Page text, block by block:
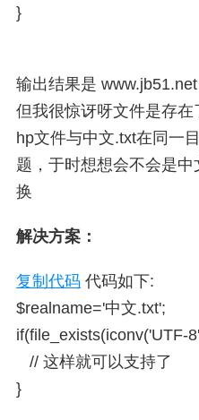
}
输出结果是
但我很惊讶呀文件是存
hp文件与中文.txt在同一
题，于时想想会不会是
换
解决方案：
复制代码 代码如下:
$realname='中文.txt';
if(file_exists(iconv('UTF-
// 这样就可以支持了
}